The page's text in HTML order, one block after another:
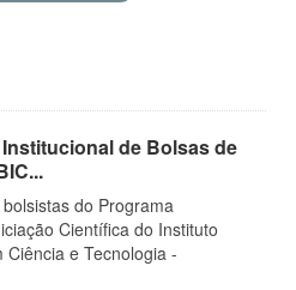
de Bolsas de
do Programa
Científica do Instituto
e Tecnologia -